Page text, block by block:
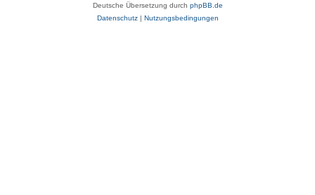
Deutsche Übersetzung durch phpBB.de
Datenschutz| Nutzungsbedingungen